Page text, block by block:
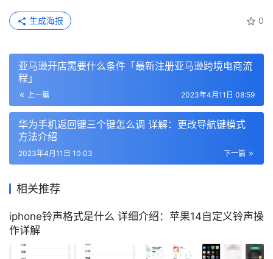
0
生成海报
亚马逊开店需要什么条件「最新注册亚马逊跨境电商流
程」
上一篇 2023年4月11日 08:59
华为手机返回键三个键怎么调 详解：更改导航键模式
方法介绍
下一篇
2023年4月11日 10:03
相关推荐
iphone铃声格式是什么 详细介绍：苹果14自定义铃声操
作详解